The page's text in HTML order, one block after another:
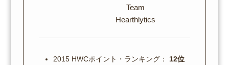
Team
Hearthlytics
2015 HWCポイント・ランキング： 12位